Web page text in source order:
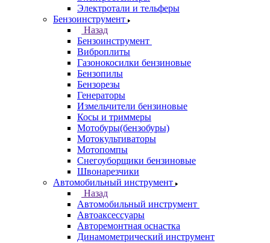
Электротали и тельферы
Бензоинструмент
Назад
Бензоинструмент
Виброплиты
Газонокосилки бензиновые
Бензопилы
Бензорезы
Генераторы
Измельчители бензиновые
Косы и триммеры
Мотобуры(бензобуры)
Мотокультиваторы
Мотопомпы
Снегоуборщики бензиновые
Швонарезчики
Автомобильный инструмент
Назад
Автомобильный инструмент
Автоаксессуары
Авторемонтная оснастка
Динамометрический инструмент